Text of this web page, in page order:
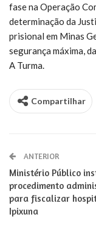
fase na Operação
determinação da
prisional em Minas
segurança máxima,
A Turma.
Compartilhar
ANTERIOR
Ministério Público
procedimento
para fiscalizar
Ipixuna